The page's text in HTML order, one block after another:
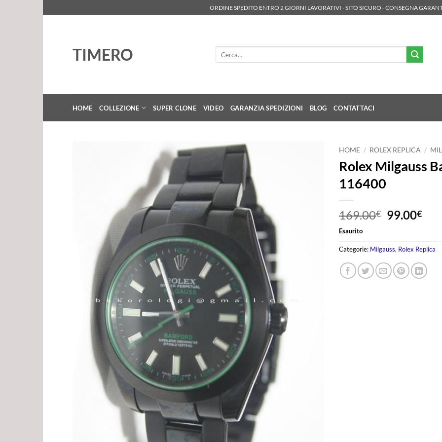
ai
ORDINE SPEDITO ENTRO 2 GIORNI LAVORATIVI - SITO SICURO - CONSEGNA
TIMERO
HOME COLLEZIONE SUPER CLONE VIDEO GARANZIA SPEDIZIONI BLOG CONTATTACI
HOME / ROLEX REPLICA /
Rolex Milgauss
116400
169.00€ Il
originale
era:
169.00€.
99.00€Il
è:
Esaurito
Categorie: Milgauss, Rolex Replica